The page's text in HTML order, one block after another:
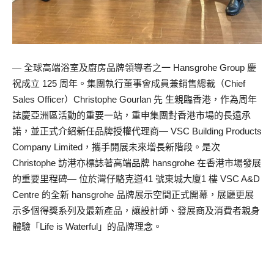
— 全球高端浴室及廚房品牌領導者之一 Hansgrohe Group 慶
祝成立 125 周年。集團執行董事會成員兼銷售總裁（Chief
Sales Officer）Christophe Gourlan 先 生親臨香港，作為周年
誌慶亞洲區活動的重要一站，重申集團對香港市場的長遠承
諾，並正式介紹新任品牌授權代理商— VSC Building Products
Company Limited，攜手開展未來增長新階段。是次
Christophe 訪港亦標誌著高端品牌 hansgrohe 在香港市場發展
的重要里程碑— 位於灣仔駱克道41 號東城大廈1 樓 VSC A&D
Centre 的全新 hansgrohe 品牌展示空間正式開幕，展廳更展
示多個得獎系列及最新產品，讓設計師、發展商及消費者親身
體驗「Life is Waterful」的品牌理念。